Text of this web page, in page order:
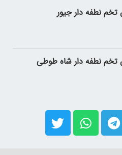
نطفه دار جیور
نطفه دار شاه طوطی